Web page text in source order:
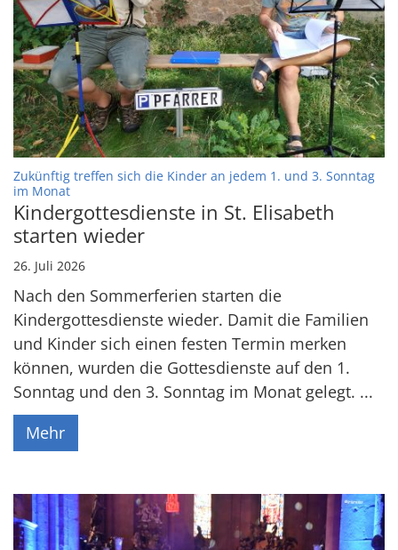
Zukünftig treffen sich die Kinder an jedem 1. und 3. Sonntag
im Monat:
Kindergottesdienste in St. Elisabeth
starten wieder
26. Juli 2026
Nach den Sommerferien starten die
Kindergottesdienste wieder. Damit die Familien
und Kinder sich einen festen Termin merken
können, wurden die Gottesdienste auf den 1.
Sonntag und den 3. Sonntag im Monat gelegt. ...
Mehr